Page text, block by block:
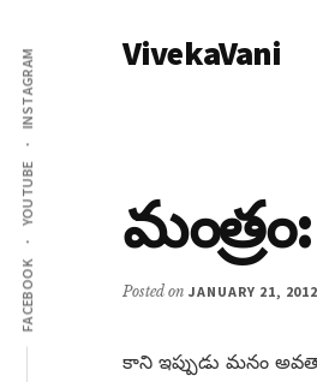
main
content
primary
sidebar
Additional
menu
FACEBOOK
YOUTUBE
INSTAGRAM VivekaVani
Posted on JANUARY 21, 2012
కాని ఇప్పుడు మనం